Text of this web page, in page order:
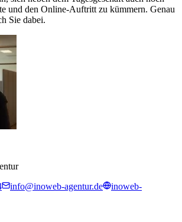
und den Online-Auftritt zu kümmern. Genau
Sie dabei.
info@inoweb-agentur.de
inoweb-